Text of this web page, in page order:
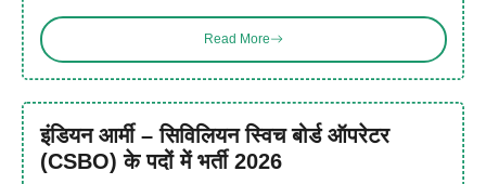
Read More
इंडियन आर्मी – सिविलियन स्विच बोर्ड ऑपरेटर
(CSBO) के पदों में भर्ती 2026